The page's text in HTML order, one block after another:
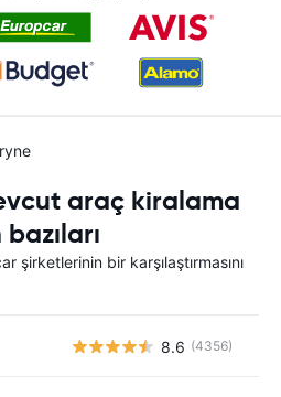
araç kiralama
şirketlerinin bir karşılaştırmasını
8.6 (4356)